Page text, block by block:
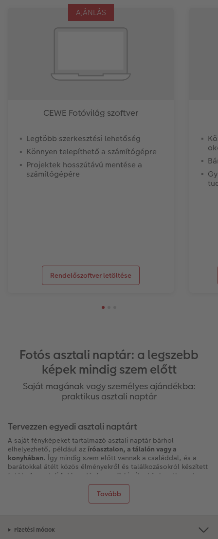
AJÁNLÁS
CEWE Fotóvilág szoftver
Legtöbb szerkesztési lehetőség
Könnyen telepíthető a számítógépre
Projektek hosszútávú mentése a
számítógépére
Rendelőszoftver letöltése
Fotós asztali naptár: a legszebb
képek mindig szem előtt
Saját magának vagy személyes ajándékba:
praktikus asztali naptár
Tovább
Tervezzen egyedi asztali naptárt
A saját fényképeket tartalmazó asztali naptár bárhol
elhelyezhető, például az íróasztalon, a tálalón vagy a
konyhában. Így mindig szem előtt vannak a családdal, és a
barátokkal átélt közös élményekről és találkozásokról készített
fotók. Az asztali fotónaptár hasonlít kicsit a képkerethez, de
lapozhatósága miatt változatosabb dekoráció annál. Mivel
havonta lapoz tovább a következő fényképre, mindig négy
hétig élvezheti a gyönyörű eseményről készült felvételeket.
Asztali naptár sokféle kivitelben
Fizetési módok